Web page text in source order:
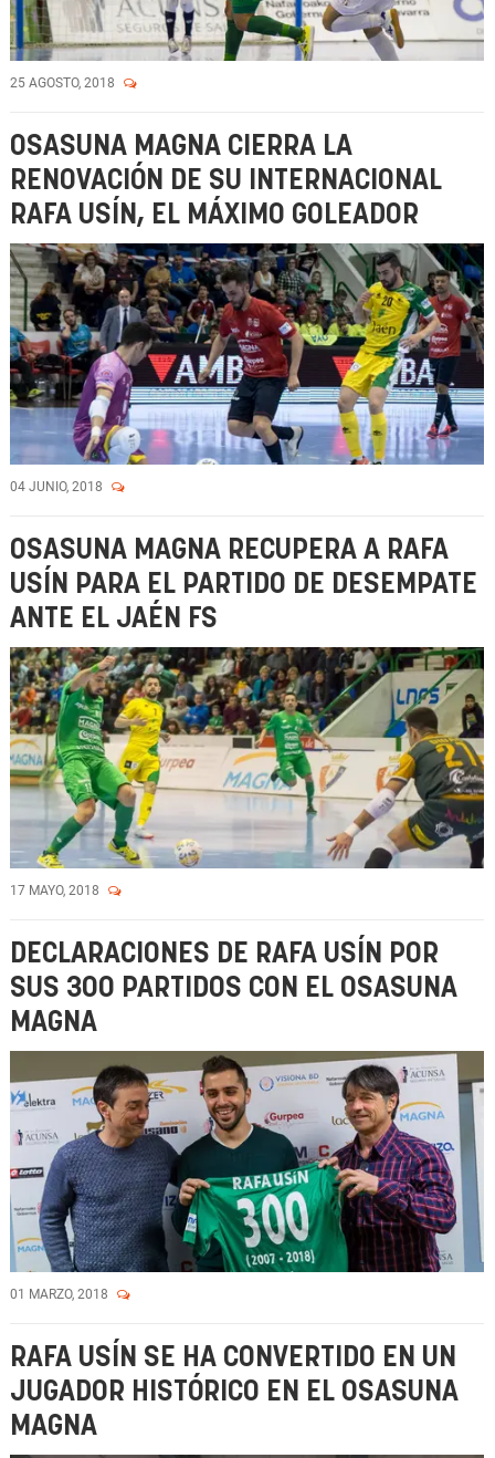
25 AGOSTO, 2018
OSASUNA MAGNA CIERRA LA
RENOVACIÓN DE SU INTERNACIONAL
RAFA USÍN, EL MÁXIMO GOLEADOR
04 JUNIO, 2018
OSASUNA MAGNA RECUPERA A RAFA
USÍN PARA EL PARTIDO DE DESEMPATE
ANTE EL JAÉN FS
17 MAYO, 2018
DECLARACIONES DE RAFA USÍN POR
SUS 300 PARTIDOS CON EL OSASUNA
MAGNA
01 MARZO, 2018
RAFA USÍN SE HA CONVERTIDO EN UN
JUGADOR HISTÓRICO EN EL OSASUNA
MAGNA